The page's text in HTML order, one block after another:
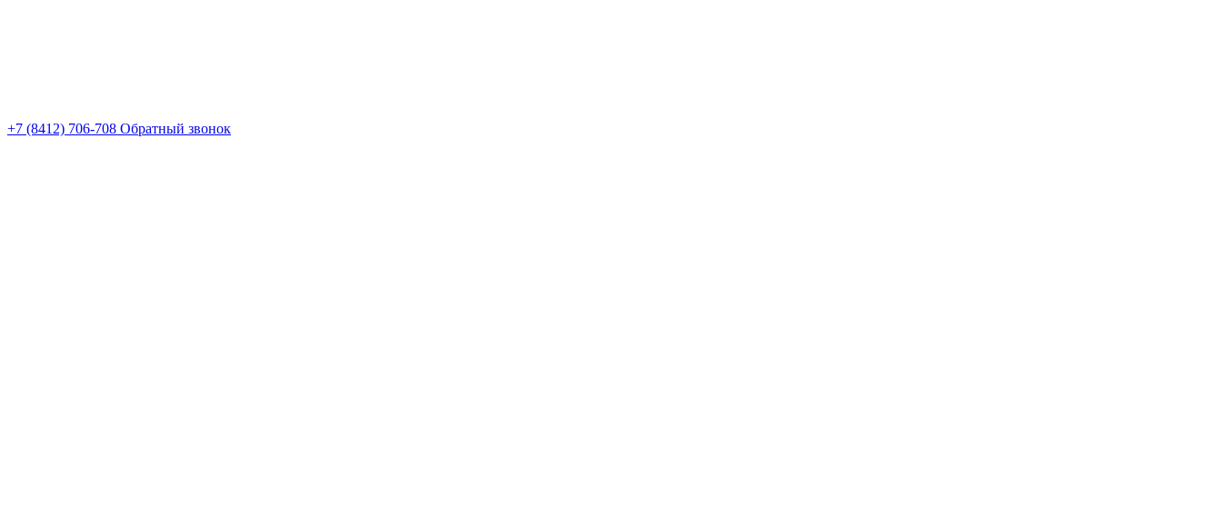
+7 (8412) 706-708 Обратный звонок